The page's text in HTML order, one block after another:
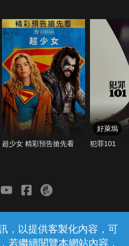
，以提供客製化內容，可
若繼續閱覽本網站內容，
得到他的青睞，當比賽結
後，警方接獲風聲前來取
，於是他就被納入唐老大
蜜雅對布萊恩產生好感，
實是一名臥底警探。布萊
一連串的卡車搶案，而最
。正當唐老大和強尼形成
和唐老大兄妹的關係卻越
來自警方和FBI的壓力，
搶匪，他在天人交戰之
必須做出困難的決定。
超少女 精彩預告搶先看
好萊塢
犯罪101
限公司個人家庭分公司